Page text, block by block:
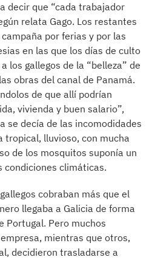
decir que “cada trabajador
relata Gago. Los restantes
por ferias y por las
en las que los días de culto
los gallegos de la “belleza” de
obras del canal de Panamá.
de que allí podrían
vivienda y buen salario”,
se decía de las incomodidades
tropical, lluvioso, con mucha
de los mosquitos suponía un
condiciones climáticas.
cobraban más que el
llegaba a Galicia de forma
Portugal. Pero muchos
mientras que otros,
decidieron trasladarse a